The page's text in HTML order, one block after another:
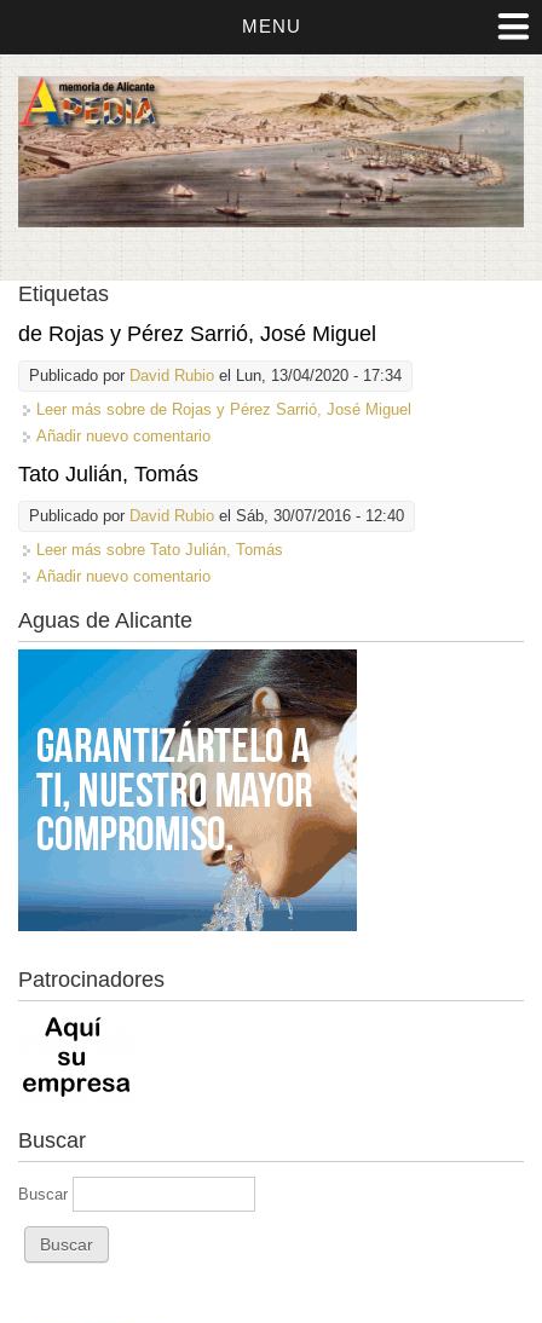
MENU
Etiquetas
de Rojas y Pérez Sarrió, José Miguel
Publicado por David Rubio el Lun, 13/04/2020 - 17:34
Leer más sobre de Rojas y Pérez Sarrió, José Miguel
Añadir nuevo comentario
Tato Julián, Tomás
Publicado por David Rubio el Sáb, 30/07/2016 - 12:40
Leer más sobre Tato Julián, Tomás
Añadir nuevo comentario
Aguas de Alicante
Patrocinadores
Buscar
Buscar